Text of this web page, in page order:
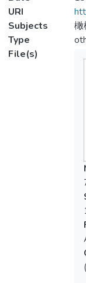
URI
Subjects
橄
Type
File(s)